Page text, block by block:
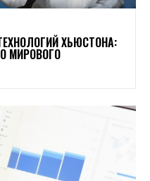
ХЬЮСТОНА:
МИРОВОГО